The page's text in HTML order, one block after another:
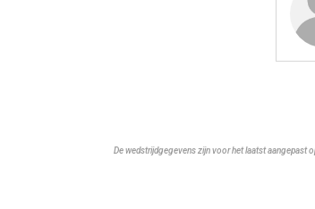
De wedstrijdgegevens zijn voor het laatst aangepast